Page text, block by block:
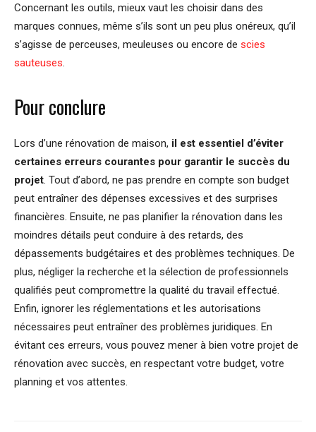
Concernant les outils, mieux vaut les choisir dans des
marques connues, même s’ils sont un peu plus onéreux, qu’il
s’agisse de perceuses, meuleuses ou encore de scies
sauteuses.
Pour conclure
Lors d’une rénovation de maison, il est essentiel d’éviter
certaines erreurs courantes pour garantir le succès du
projet. Tout d’abord, ne pas prendre en compte son budget
peut entraîner des dépenses excessives et des surprises
financières. Ensuite, ne pas planifier la rénovation dans les
moindres détails peut conduire à des retards, des
dépassements budgétaires et des problèmes techniques. De
plus, négliger la recherche et la sélection de professionnels
qualifiés peut compromettre la qualité du travail effectué.
Enfin, ignorer les réglementations et les autorisations
nécessaires peut entraîner des problèmes juridiques. En
évitant ces erreurs, vous pouvez mener à bien votre projet de
rénovation avec succès, en respectant votre budget, votre
planning et vos attentes.